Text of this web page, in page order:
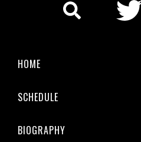
HOME
SCHEDULE
BIOGRAPHY